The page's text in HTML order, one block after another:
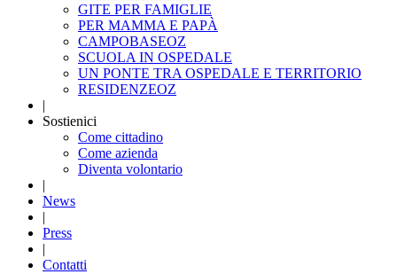
GITE PER FAMIGLIE
PER MAMMA E PAPÀ
CAMPOBASEOZ
SCUOLA IN OSPEDALE
UN PONTE TRA OSPEDALE E TERRITORIO
RESIDENZEOZ
|
Sostienici
Come cittadino
Come azienda
Diventa volontario
|
News
|
Press
|
Contatti